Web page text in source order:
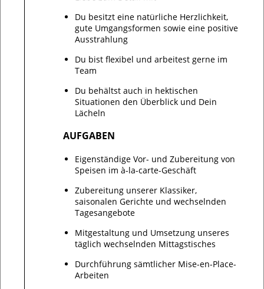
Du besitzt eine natürliche Herzlichkeit,
gute Umgangsformen sowie eine positive
Ausstrahlung
Du bist flexibel und arbeitest gerne im
Team
Du behältst auch in hektischen
Situationen den Überblick und Dein
Lächeln
AUFGABEN
Eigenständige Vor- und Zubereitung von
Speisen im à-la-carte-Geschäft
Zubereitung unserer Klassiker,
saisonalen Gerichte und wechselnden
Tagesangebote
Mitgestaltung und Umsetzung unseres
täglich wechselnden Mittagstisches
Durchführung sämtlicher Mise-en-Place-
Arbeiten